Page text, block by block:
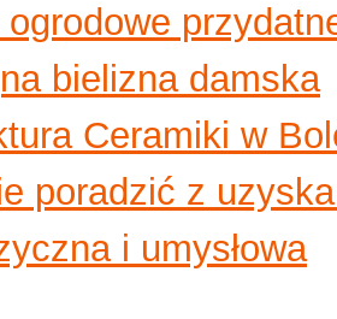
ogrodowe
bielizna damska
Ceramiki w
poradzić z
i umysłowa